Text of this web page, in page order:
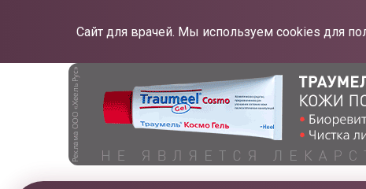
Сайт для врачей. Мы используем cookies для